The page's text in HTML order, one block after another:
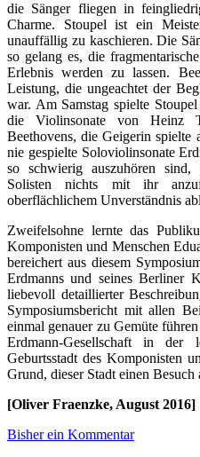
die Sänger fliegen in
Charme. Stoupel ist ein
unauffällig zu kaschieren. Die
so gelang es, die
Erlebnis werden zu lassen.
Leistung, die ungeachtet der
war. Am Samstag spielte
die Violinsonate von Heinz
Beethovens, die Geigerin spielte
nie gespielte Soloviolinsonate
so schwierig auszuhören sind,
Solisten nichts mit ihr
oberflächlichem Unverständnis
Zweifelsohne lernte das
Komponisten und Menschen
bereichert aus diesem
Erdmanns und seines Berliner
liebevoll detaillierter
Symposiumsbericht mit allen
einmal genauer zu Gemüte
Erdmann-Gesellschaft in der
Geburtsstadt des Komponisten
Grund, dieser Stadt einen Besuch
[Oliver Fraenzke, August 2016]
Bisher ein Kommentar